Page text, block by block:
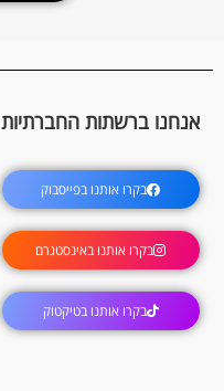
אנחנו ברשתות החברתיות
בקרו אותנו בפייסבוק
בקרו אותנו באינסטגרם
בקרו אותנו בטיקטוק